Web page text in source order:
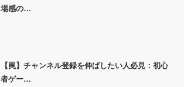
場感の…
【罠】チャンネル登録を伸ばしたい人必見：初心
者ゲー…